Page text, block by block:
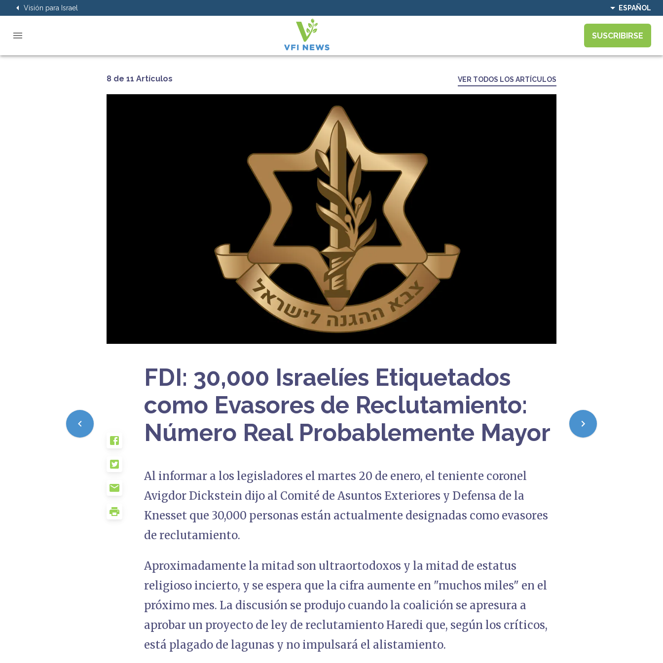
Visión para Israel ESPAÑOL
SUSCRIBIRSE
8 de 11 Artículos VER TODOS LOS ARTÍCULOS
FDI: 30,000 Israelíes Etiquetados
como Evasores de Reclutamiento:
Número Real Probablemente Mayor
Al informar a los legisladores el martes 20 de enero, el teniente coronel
Avigdor Dickstein dijo al Comité de Asuntos Exteriores y Defensa de la
Knesset que 30,000 personas están actualmente designadas como evasores
de reclutamiento.
Aproximadamente la mitad son ultraortodoxos y la mitad de estatus
religioso incierto, y se espera que la cifra aumente en "muchos miles" en el
próximo mes. La discusión se produjo cuando la coalición se apresura a
aprobar un proyecto de ley de reclutamiento Haredi que, según los críticos,
está plagado de lagunas y no impulsará el alistamiento.